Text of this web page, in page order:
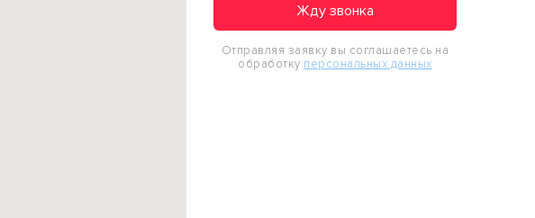
Жду звонка
Отправляя заявку вы соглашаетесь на
обработку персональных данных